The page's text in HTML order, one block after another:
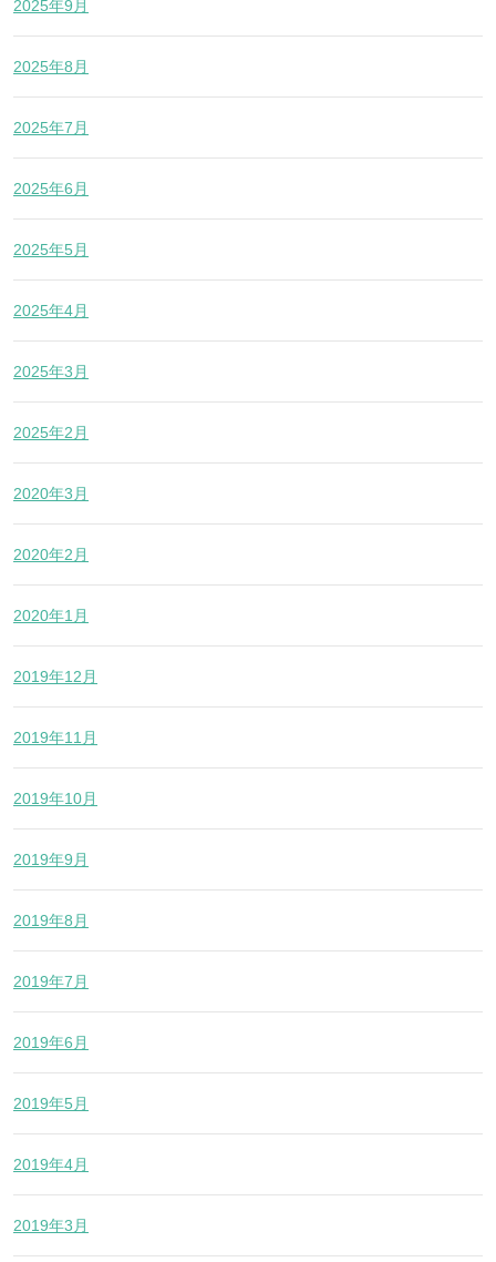
2025年9月
2025年8月
2025年7月
2025年6月
2025年5月
2025年4月
2025年3月
2025年2月
2020年3月
2020年2月
2020年1月
2019年12月
2019年11月
2019年10月
2019年9月
2019年8月
2019年7月
2019年6月
2019年5月
2019年4月
2019年3月